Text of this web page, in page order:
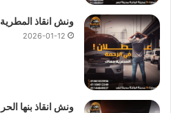
ونش انقاذ المطرية
2026-01-12
ونش انقاذ بنها الحر